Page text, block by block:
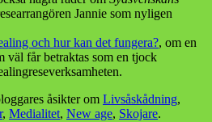
Jannie som nyligen
och hur kan det fungera?, om en
väl får betraktas som en tjock
åsikter om Livsåskådning,
, Medialitet, New age, Skojare.